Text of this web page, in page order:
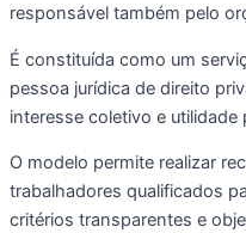
responsável também pelo
É constituída como um
pessoa jurídica de direito
interesse coletivo e utilidade
O modelo permite realizar
trabalhadores qualificados
critérios transparentes e